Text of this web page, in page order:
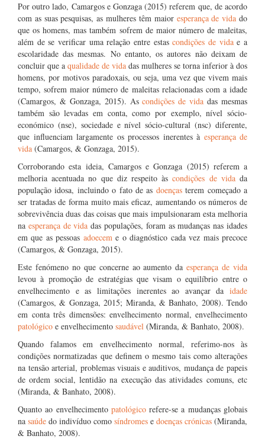
Por outro lado, Camargos e Gonzaga (2015) referem que, de acordo
com as suas pesquisas, as mulheres têm maior esperança de vida do
que os homens, mas também sofrem de maior número de maleitas,
além de se verificar uma relação entre estascondições de vidae a
escolaridade das mesmas. No entanto, os autores não deixam de
concluir que a qualidade de vida das mulheres se torna inferior à dos
homens, por motivos paradoxais, ou seja, uma vez que vivem mais
tempo, sofrem maior número de maleitas relacionadas com a idade
(Camargos, & Gonzaga, 2015). Ascondições de vida das mesmas
também são levadas em conta, como por exemplo, nível sócio-
económico (nse), sociedade e nível sócio-cultural (nsc) diferente,
que influenciam largamente os processos inerentes à esperança de
vida (Camargos, & Gonzaga, 2015).
Corroborando esta ideia, Camargos e Gonzaga (2015) referem a
melhoria acentuada no que diz respeito àscondições de vidada
população idosa, incluindo o fato de as doençasterem começado a
ser tratadas de forma muito mais eficaz, aumentando os números de
sobrevivência duas das coisas que mais impulsionaram esta melhoria
na esperança de vida das populações, foram as mudanças nas idades
em que as pessoas adoeceme o diagnóstico cada vez mais precoce
(Camargos, & Gonzaga, 2015).
Este fenómeno no que concerne ao aumento daesperança de vida
levou à promoção de estratégias que visam o equilíbrio entre o
envelhecimento e as limitações inerentes ao avançar da idade
(Camargos, & Gonzaga, 2015; Miranda, & Banhato, 2008). Tendo
em conta três dimensões: envelhecimento normal, envelhecimento
patológico e envelhecimento saudável (Miranda, & Banhato, 2008).
Quando falamos em envelhecimento normal, referimo-nos às
condições normatizadas que definem o mesmo tais como alterações
na tensão arterial, problemas visuais e auditivos, mudança de papeis
de ordem social, lentidão na execução das atividades comuns, etc
(Miranda, & Banhato, 2008).
Quanto ao envelhecimento patológicorefere-se a mudanças globais
na saúde do indivíduo como síndromes e doenças crónicas (Miranda,
& Banhato, 2008).